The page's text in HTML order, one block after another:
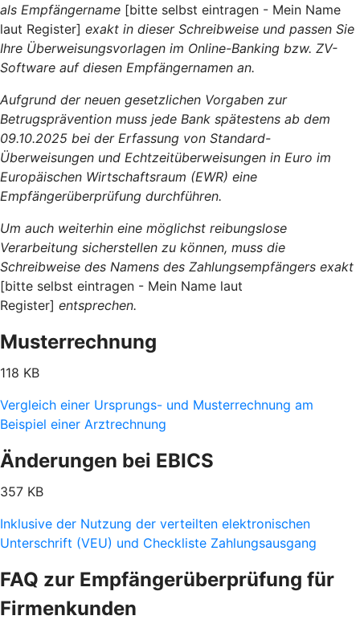
als Empfängername [bitte selbst eintragen - Mein Name
laut Register] exakt in dieser Schreibweise und passen Sie
Ihre Überweisungsvorlagen im Online-Banking bzw. ZV-
Software auf diesen Empfängernamen an.
Aufgrund der neuen gesetzlichen Vorgaben zur
Betrugsprävention muss jede Bank spätestens ab dem
09.10.2025 bei der Erfassung von Standard-
Überweisungen und Echtzeitüberweisungen in Euro im
Europäischen Wirtschaftsraum (EWR) eine
Empfängerüberprüfung durchführen.
Um auch weiterhin eine möglichst reibungslose
Verarbeitung sicherstellen zu können, muss die
Schreibweise des Namens des Zahlungsempfängers exakt
[bitte selbst eintragen - Mein Name laut
Register] entsprechen.
Musterrechnung
118 KB
Vergleich einer Ursprungs- und Musterrechnung am
Beispiel einer Arztrechnung
Änderungen bei EBICS
357 KB
Inklusive der Nutzung der verteilten elektronischen
Unterschrift (VEU) und Checkliste Zahlungsausgang
FAQ zur Empfängerüberprüfung für
Firmenkunden